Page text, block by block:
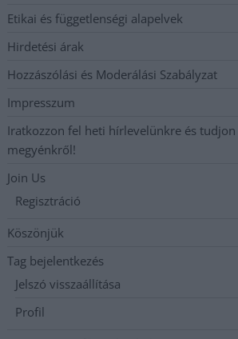
Etikai és függetlenségi alapelvek
Hirdetési árak
Hozzászólási és Moderálási Szabályzat
Impresszum
Iratkozzon fel heti hírlevelünkre és
megyénkről!
Join Us
Regisztráció
Köszönjük
Tag bejelentkezés
Jelszó visszaállítása
Profil